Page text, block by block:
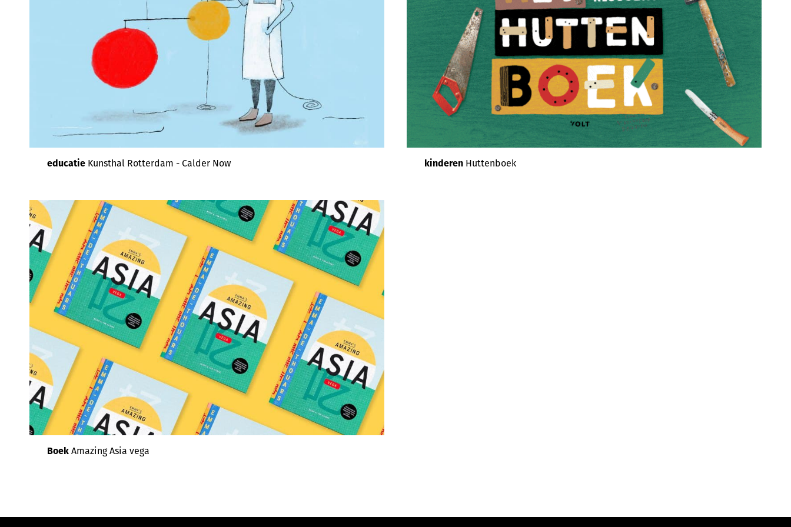
educatie Kunsthal Rotterdam - Calder Now kinderen Huttenboek
BoekAmazing Asia vega